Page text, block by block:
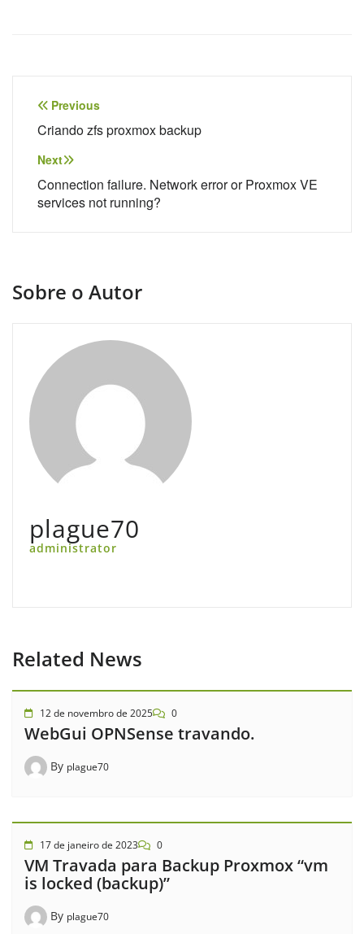
Navegação
de
Post
Previous
Criando zfs proxmox backup
Next
Connection failure. Network error or Proxmox VE
services not running?
Sobre o Autor
plague70
administrator
Related News
12 de novembro de 2025 0
WebGui OPNSense travando.
By plague70
17 de janeiro de 2023 0
VM Travada para Backup Proxmox “vm
is locked (backup)”
By plague70